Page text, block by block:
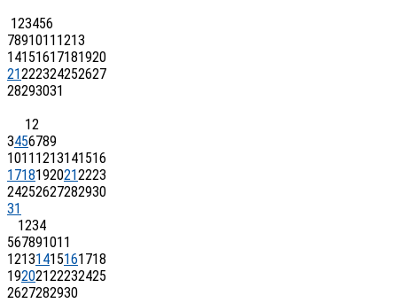
123456
7891011 1213
14151617181920
21222324252627
28293031
12
3456789
1011 1213141516
17181920212223
24252627282930
31
1234
567891011
12131415161718
19202122232425
2627282930